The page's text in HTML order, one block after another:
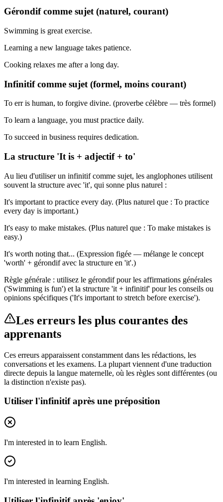
Gérondif comme sujet (naturel, courant)
Swimming is great exercise.
Learning a new language takes patience.
Cooking relaxes me after a long day.
Infinitif comme sujet (formel, moins courant)
To err is human, to forgive divine. (proverbe célèbre — très formel)
To learn a language, you must practice daily.
To succeed in business requires dedication.
La structure 'It is + adjectif + to'
Au lieu d'utiliser un infinitif comme sujet, les anglophones utilisent
souvent la structure avec 'it', qui sonne plus naturel :
It's important to practice every day. (Plus naturel que : To practice
every day is important.)
It's easy to make mistakes. (Plus naturel que : To make mistakes is
easy.)
It's worth noting that... (Expression figée — mélange le concept
'worth' + gérondif avec la structure en 'it'.)
Règle générale : utilisez le gérondif pour les affirmations générales
('Swimming is fun') et la structure 'it + infinitif' pour les conseils ou
opinions spécifiques ('It's important to stretch before exercise').
Les erreurs les plus courantes des
apprenants
Ces erreurs apparaissent constamment dans les rédactions, les
conversations et les examens. La plupart viennent d'une traduction
directe depuis la langue maternelle, où les règles sont différentes (ou
la distinction n'existe pas).
Utiliser l'infinitif après une préposition
I'm interested in to learn English.
I'm interested in learning English.